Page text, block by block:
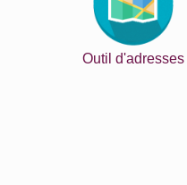
Outil d'adresses